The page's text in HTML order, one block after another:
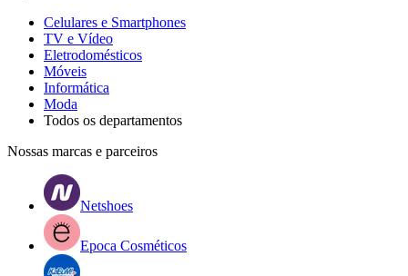
Celulares e Smartphones
TV e Vídeo
Eletrodomésticos
Móveis
Informática
Moda
Todos os departamentos
Nossas marcas e parceiros
Netshoes
Epoca Cosméticos